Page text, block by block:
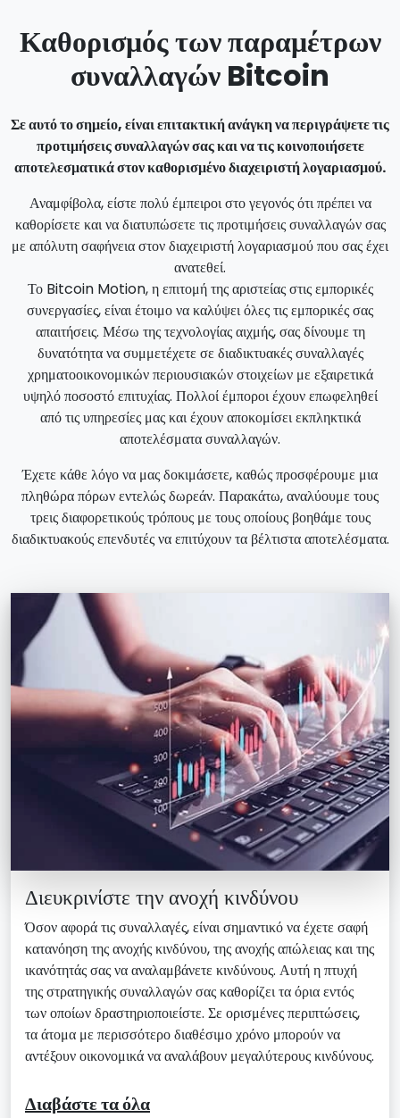
Καθορισμός των παραμέτρων
συναλλαγών Bitcoin
Σε αυτό το σημείο, είναι επιτακτική ανάγκη να περιγράψετε τις
προτιμήσεις συναλλαγών σας και να τις κοινοποιήσετε
αποτελεσματικά στον καθορισμένο διαχειριστή λογαριασμού.
Αναμφίβολα, είστε πολύ έμπειροι στο γεγονός ότι πρέπει να
καθορίσετε και να διατυπώσετε τις προτιμήσεις συναλλαγών σας
με απόλυτη σαφήνεια στον διαχειριστή λογαριασμού που σας έχει
ανατεθεί.
Το Bitcoin Motion, η επιτομή της αριστείας στις εμπορικές
συνεργασίες, είναι έτοιμο να καλύψει όλες τις εμπορικές σας
απαιτήσεις. Μέσω της τεχνολογίας αιχμής, σας δίνουμε τη
δυνατότητα να συμμετέχετε σε διαδικτυακές συναλλαγές
χρηματοοικονομικών περιουσιακών στοιχείων με εξαιρετικά
υψηλό ποσοστό επιτυχίας. Πολλοί έμποροι έχουν επωφεληθεί
από τις υπηρεσίες μας και έχουν αποκομίσει εκπληκτικά
αποτελέσματα συναλλαγών.
Έχετε κάθε λόγο να μας δοκιμάσετε, καθώς προσφέρουμε μια
πληθώρα πόρων εντελώς δωρεάν. Παρακάτω, αναλύουμε τους
τρεις διαφορετικούς τρόπους με τους οποίους βοηθάμε τους
διαδικτυακούς επενδυτές να επιτύχουν τα βέλτιστα αποτελέσματα.
Διευκρινίστε την ανοχή κινδύνου
Όσον αφορά τις συναλλαγές, είναι σημαντικό να έχετε σαφή
κατανόηση της ανοχής κινδύνου, της ανοχής απώλειας και της
ικανότητάς σας να αναλαμβάνετε κινδύνους. Αυτή η πτυχή
της στρατηγικής συναλλαγών σας καθορίζει τα όρια εντός
των οποίων δραστηριοποιείστε. Σε ορισμένες περιπτώσεις,
τα άτομα με περισσότερο διαθέσιμο χρόνο μπορούν να
αντέξουν οικονομικά να αναλάβουν μεγαλύτερους κινδύνους.
Διαβάστε τα όλα